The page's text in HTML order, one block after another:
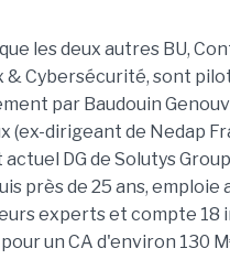
les deux autres BU,
& Cybersécurité, sont
par Baudouin
(ex-dirigeant de Nedap
DG de Solutys
près de 25 ans, emploie
experts et compte 18
un CA d'environ 130